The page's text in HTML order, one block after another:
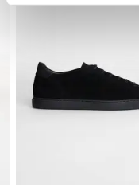
Sonnenlicht auf.